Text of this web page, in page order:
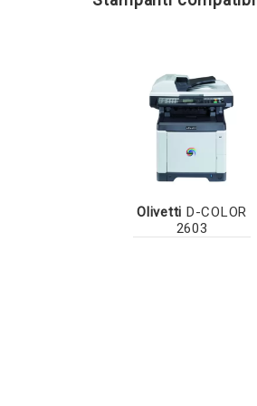
Olivetti D-COLOR
2603